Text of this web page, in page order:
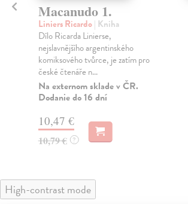
Macanudo 1.
Liniers Ricardo| Kniha
Dílo Ricarda Linierse,
nejslavnějšího argentinského
komiksového tvůrce, je zatím pro
české čtenáře n...
Na externom sklade v ČR.
Dodanie do 16 dní
10,47 €
10,79 € ?
High-contrast mode